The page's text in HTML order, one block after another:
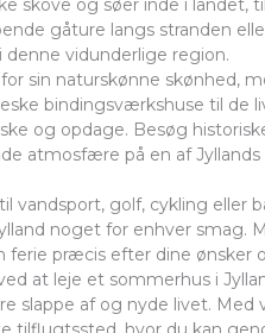
skove og søer inde i landet,
gåture langs stranden
vidunderlige region.
sin naturskønne skønhed,
bindingsværkshuse til de
og opdage. Besøg
atmosfære på en af
vandsport, golf, cykling eller
noget for enhver smag.
præcis efter dine ønsker
at leje et sommerhus i
slappe af og nyde livet.